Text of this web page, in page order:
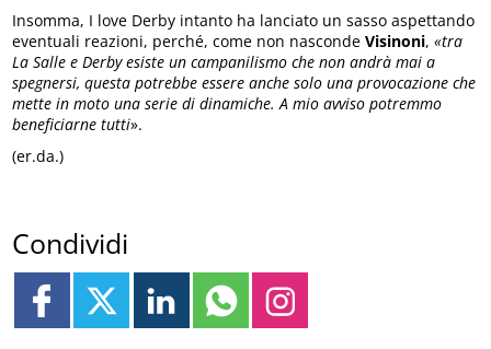
Insomma, I love Derby intanto ha lanciato un sasso aspettando
eventuali reazioni, perché, come non nascondeVisinoni,«tra
La Salle e Derby esiste un campanilismo che non andrà mai a
spegnersi, questa potrebbe essere anche solo una provocazione che
mette in moto una serie di dinamiche. A mio avviso potremmo
beneficiarne tutti».
(er.da.)
Condividi